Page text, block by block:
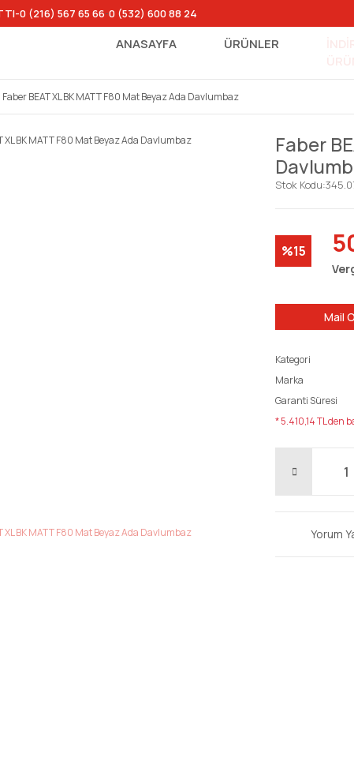
-0 (216) 567 65 66-0 (532) 600 88 24
ANASAYFA ÜRÜNLER
Faber BEAT XL BK MATT F80 Mat Beyaz Ada Davlumbaz
Faber
Stok Kodu:
%15
Mail
Kategori
Marka
Garanti Süresi
* 5.410,14 TL den
Yorum